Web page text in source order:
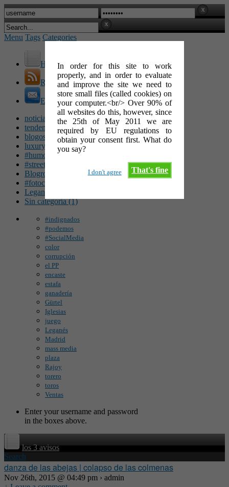
In order for this site to work
properly, and in order to evaluate
and improve the site we need to
store small files (called cookies) on
your computer.<br/> Over 90% of
all websites do this, however, since
the 25th of May 2011 we are
required by EU regulations to
obtain your consent first. What do
you say?
That's fine
I don't agree
Menu Tags Categories
Home
RSS Feed
E-Mail
noticias (142)
tendencias (100)
blogosfera (62)
luxury (49)
#humor (47)
#streetart (34)
Blogroll (26)
#fotocinéfila (25)
Leganés (16)
Sin categoría (1)
#indignados
#podemos
#SocialMedia
color
corrupción
el PP
encaste
estafa
ganadería
Gürtel
Iglesias
juego
Leganés
Madrid
mass media
plaza
Rajoy
torero
toros
Ventas
Enter your username and password
in the boxes above.
los 3 avisos
Search
danza de las abejas | colapso de las colmenas
Nov 26th, 2015 @ 04:49 pm › admin